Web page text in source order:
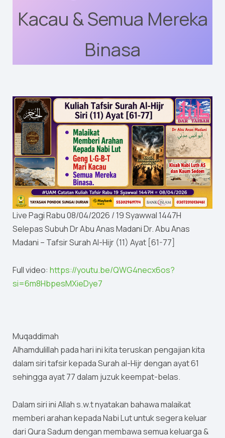
Kacau & Semua Mereka
Binasa
Live Pagi Rabu 08/04/2026 / 19 Syawwal 1447H
Selepas Subuh Dr Abu Anas Madani Dr. Abu Anas
Madani – Tafsir Surah Al-Hijr (11) Ayat [61-77]
Full video: https://youtu.be/QWG4necx6os?
si=6m8HbpesMXieDye7
Muqaddimah
Alhamdulillah pada hari ini kita teruskan pengajian kita
dalam siri tafsir kepada Surah al-Hijr dengan ayat 61
sehingga ayat 77 dalam juzuk keempat-belas.
Dalam siri ini Allah s.w.t nyatakan bahawa malaikat
memberi arahan kepada Nabi Lut untuk segera keluar
dari Qura Sadum dengan membawa semua keluarga &